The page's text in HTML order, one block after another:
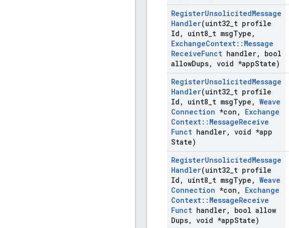
RegisterUnsolicitedMessage
Handler(uint32 t profile
Id , uint8 t msgType ,
ExchangeContext:: Message
ReceiveFunct handler,
bool
allowDups, void *appState)
RegisterUnsolicitedMessage
Handler(uint32 t profile
Id , uint8 t msgType , Weave
Connection *con ,
Exchange
Context:: MessageReceive
Funct handler, void *app
State)
RegisterUnsolicitedMessage
Handler(uint32 t profile
Id , uint8 t msgType , Weave
Connection *con ,
Exchange
Context:: MessageReceive
Funct handler,
bool allow
Dups, void *appState)